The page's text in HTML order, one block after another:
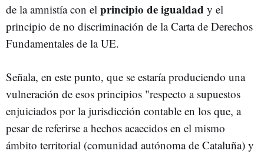
de la amnistía con el principio de igualdad y el
principio de no discriminación de la Carta de Derechos
Fundamentales de la UE.
Señala, en este punto, que se estaría produciendo una
vulneración de esos principios "respecto a supuestos
enjuiciados por la jurisdicción contable en los que, a
pesar de referirse a hechos acaecidos en el mismo
ámbito territorial (comunidad autónoma de Cataluña) y